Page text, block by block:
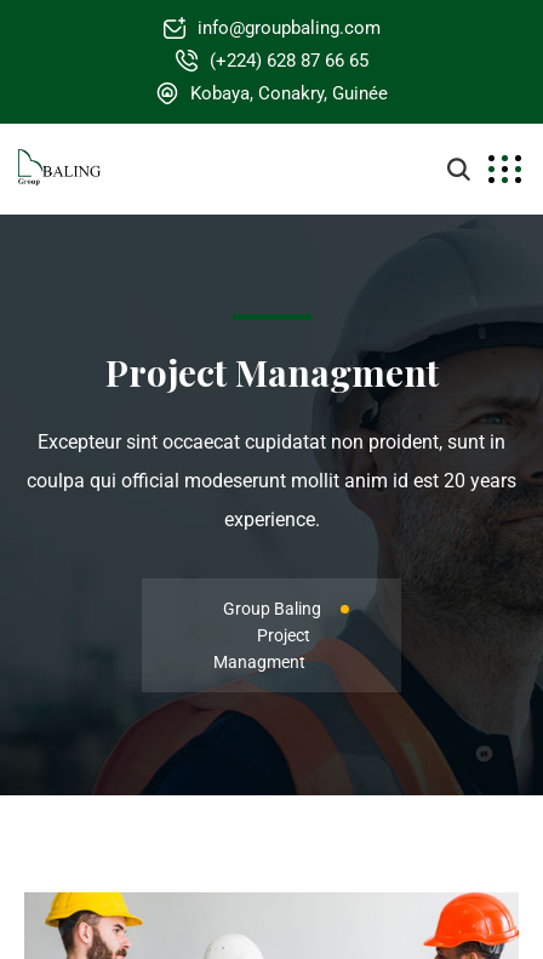
info@groupbaling.com
(+224) 628 87 66 65
Kobaya, Conakry, Guinée
Project Managment
Excepteur sint occaecat cupidatat non proident, sunt in
coulpa qui official modeserunt mollit anim id est 20 years
experience.
Group Baling
Project
Managment